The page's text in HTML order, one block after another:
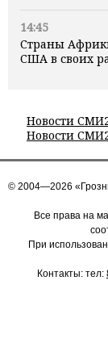
14:45
Страны
США в своих
Новости
Новости
© 2004—2026
Все права на
При
Контакты: тел: